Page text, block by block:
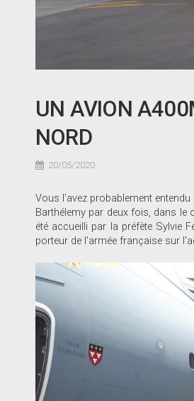
UN AVION
NORD
20/05/2020
Vous l'avez probablement
Barthélemy par deux fois, dans le
été accueilli par la préfète Sylvie
porteur de l'armée française sur